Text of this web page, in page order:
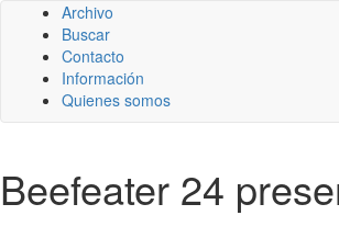
Archivo
Buscar
Contacto
Información
Quienes somos
Beefeater 24